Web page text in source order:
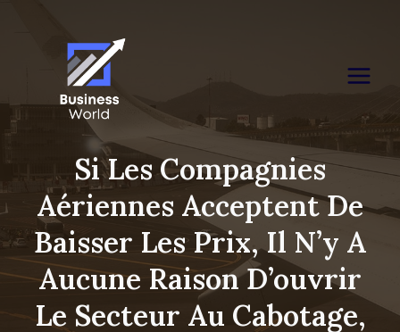
Si Les Compagnies
Aériennes Acceptent De
Baisser Les Prix, Il N’y A
Aucune Raison D’ouvrir
Le Secteur Au Cabotage,